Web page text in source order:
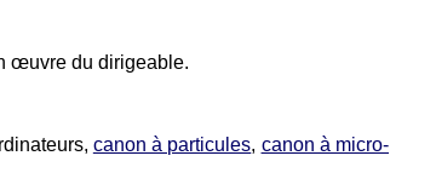
œuvre du dirigeable.
canon à particules, canon à micro-